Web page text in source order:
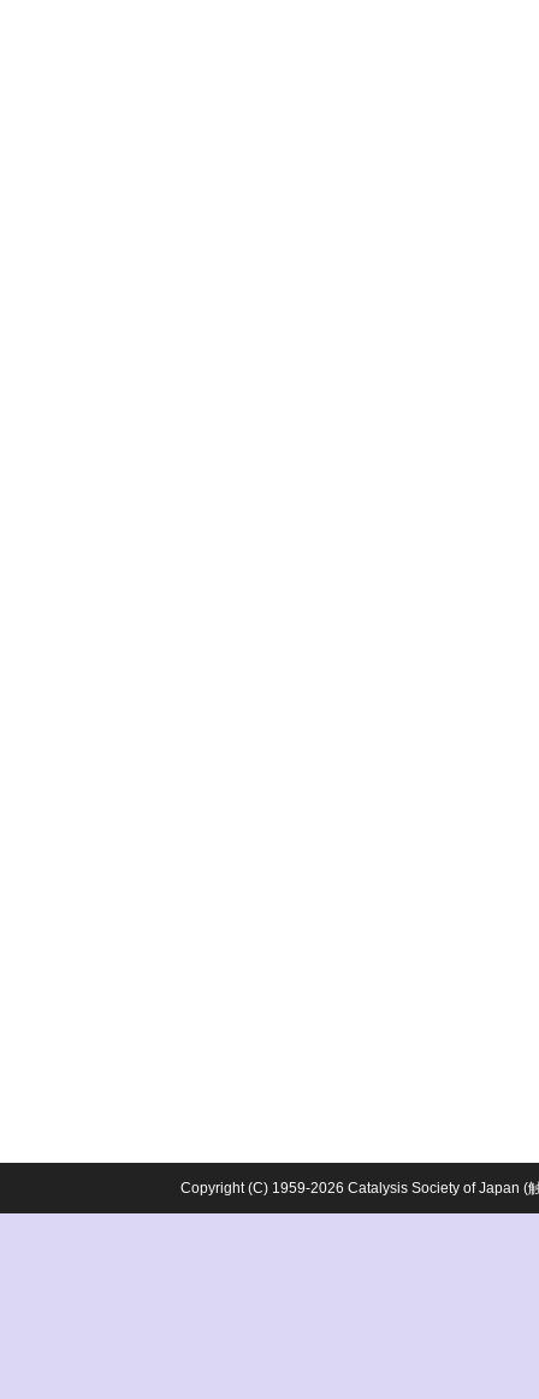
Copyright (C) 1959-2026 Catalysis Society of Japan (